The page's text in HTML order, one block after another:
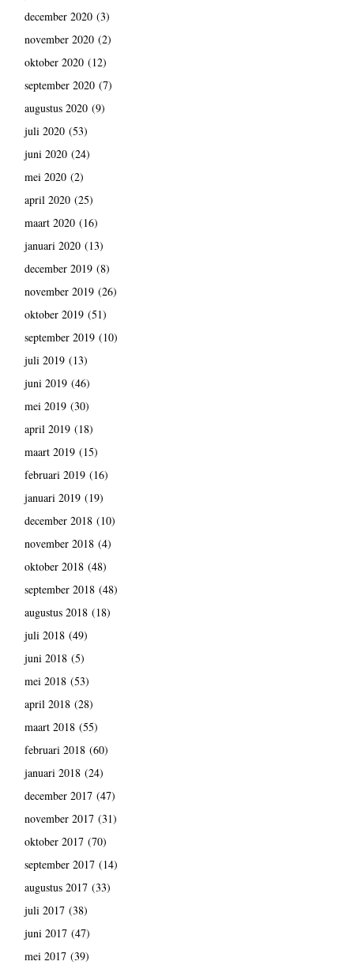
december 2020(3)
november 2020(2)
oktober 2020(12)
september 2020(7)
augustus 2020(9)
juli 2020(53)
juni 2020(24)
mei 2020(2)
april 2020(25)
maart 2020(16)
januari 2020(13)
december 2019(8)
november 2019(26)
oktober 2019(51)
september 2019(10)
juli 2019(13)
juni 2019(46)
mei 2019(30)
april 2019(18)
maart 2019(15)
februari 2019(16)
januari 2019(19)
december 2018(10)
november 2018(4)
oktober 2018(48)
september 2018(48)
augustus 2018(18)
juli 2018(49)
juni 2018(5)
mei 2018(53)
april 2018(28)
maart 2018(55)
februari 2018(60)
januari 2018(24)
december 2017(47)
november 2017(31)
oktober 2017(70)
september 2017(14)
augustus 2017(33)
juli 2017(38)
juni 2017(47)
mei 2017(39)